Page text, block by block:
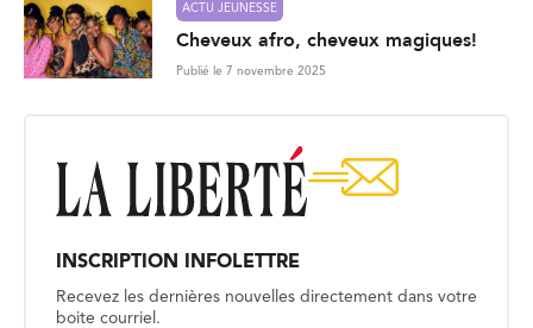
ACTU JEUNESSE
Cheveux afro, cheveux magiques!
Publié le 7 novembre 2025
INSCRIPTION INFOLETTRE
Recevez les dernières nouvelles directement dans votre
boite courriel.